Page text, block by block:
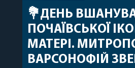
💐ДЕНЬ
ПОЧАЇВСЬКОЇ
МАТЕРІ.
ВАРСОНОФІЙ